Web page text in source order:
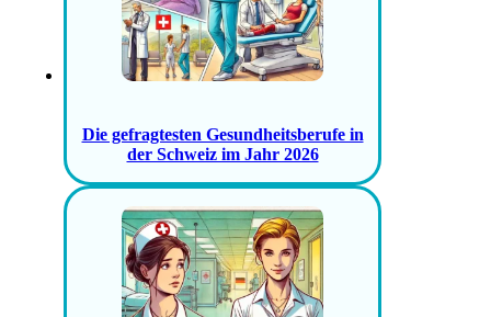
Die gefragtesten Gesundheitsberufe in
der Schweiz im Jahr 2026